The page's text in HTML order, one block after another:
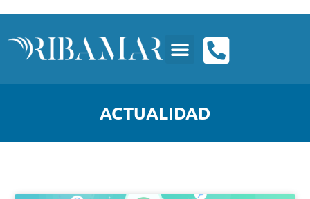
ACTUALIDAD